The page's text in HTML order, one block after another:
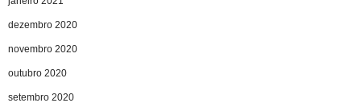
dezembro 2020
novembro 2020
outubro 2020
setembro 2020